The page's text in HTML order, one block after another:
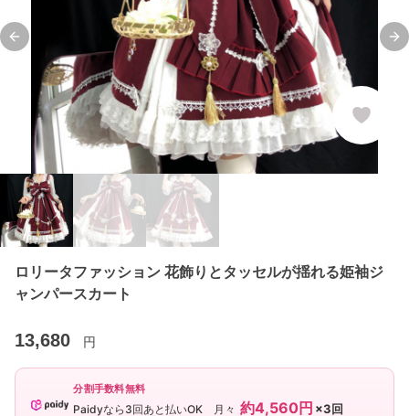
Previous slide
ロリータファッション 花飾りとタッセルが揺れる姫袖ジ
ャンパースカート
13,680 円
分割手数料無料
Paidyなら3回あと払いOK 月々 約4,560円 ×3回